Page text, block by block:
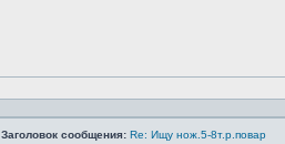
Заголовок сообщения: Re: Ищу нож.5-8т.р.повар